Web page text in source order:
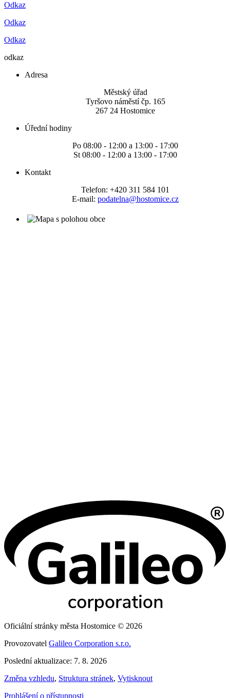
Odkaz
Odkaz
Odkaz
odkaz
Adresa
Městský úřad
Tyršovo náměstí čp. 165
267 24 Hostomice
Úřední hodiny
Po 08:00 - 12:00 a 13:00 - 17:00
St 08:00 - 12:00 a 13:00 - 17:00
Kontakt
Telefon: +420 311 584 101
E-mail: podatelna@hostomice.cz
Oficiální stránky města Hostomice © 2026
Provozovatel Galileo Corporation s.r.o.
Poslední aktualizace: 7. 8. 2026
Změna vzhledu, Struktura stránek, Vytisknout
Prohlášení o přístupnosti